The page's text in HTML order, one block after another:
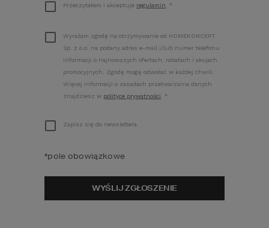
Przeczytałem i akceptuje regulamin *
Wyrażam zgodę na otrzymywanie od HOMEKONCEPT
Sp. z o.o. na podany adres e-mail i/lub numer telefonu
informacji o najnowszych ofertach, rabatach i akcjach
promocyjnych. Zgodę mogę odwołać w każdej chwili.
Więcej informacji o zasadach przetwarzania danych
znajdziesz w polityce prywatności *
Zapisz się do newslettera
*pole obowiązkowe
WYŚLIJ ZGŁOSZENIE
wydatki związane z budową domu.
CENA: 590 zł
dodaj do koszyka szczegóły
UPROSZCZONE PLIKI DWG